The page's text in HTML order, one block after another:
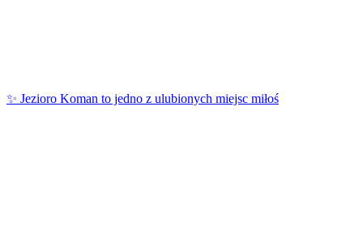
✨ Jezioro Koman to jedno z ulubionych miejsc miłoś